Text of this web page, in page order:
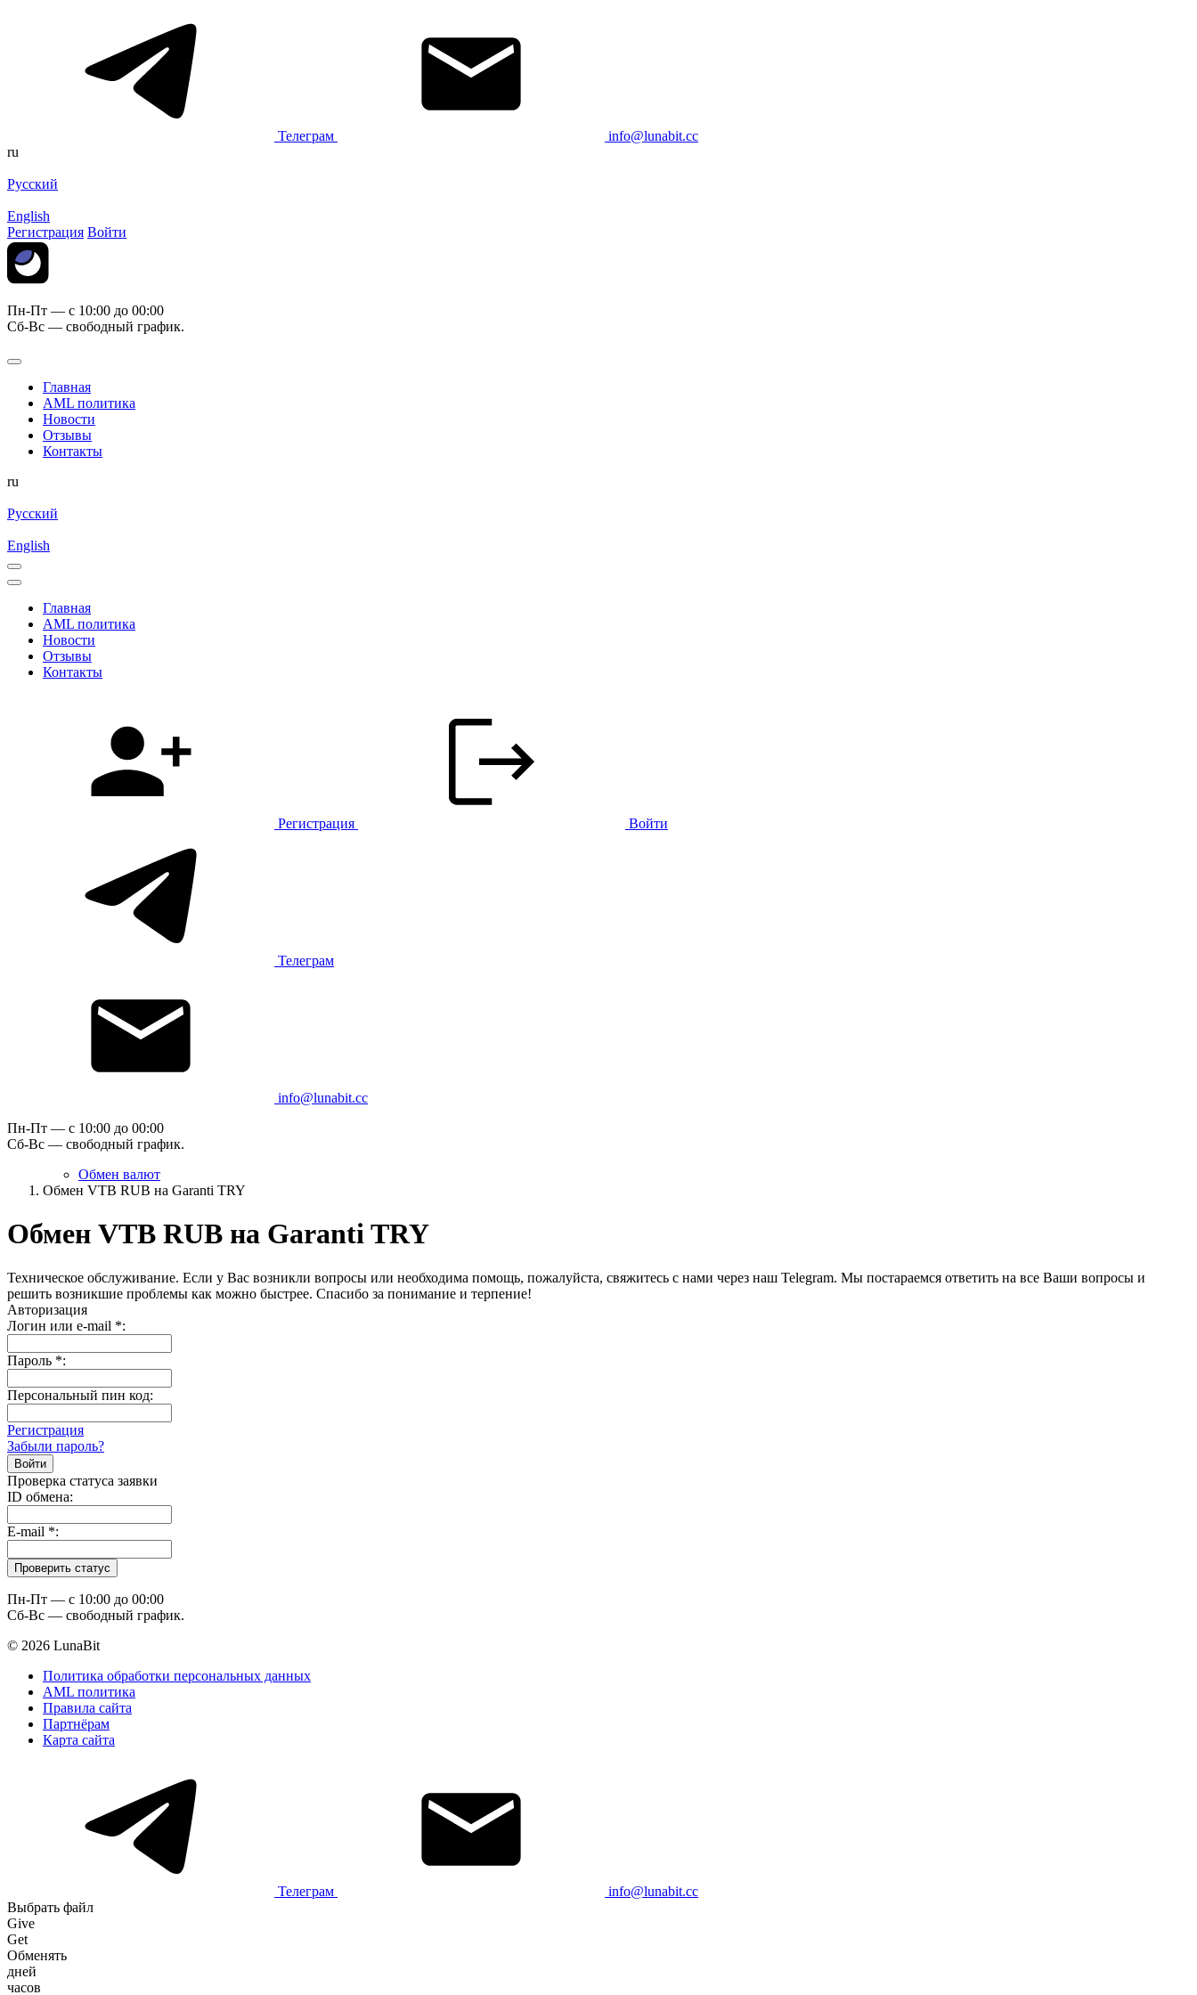
Телеграм
info@lunabit.cc
ru
Русский
English
Регистрация Войти
Пн-Пт — c 10:00 до 00:00
Сб-Вс — свободный график.
Главная
AML политика
Новости
Отзывы
Контакты
ru
Русский
English
Главная
AML политика
Новости
Отзывы
Контакты
Регистрация Войти
Телеграм
info@lunabit.cc
Пн-Пт — c 10:00 до 00:00
Сб-Вс — свободный график.
Обмен валют
Обмен VTB RUB на Garanti TRY
Обмен VTB RUB на Garanti TRY
Техническое обслуживание. Если у Вас возникли вопросы или необходима помощь, пожалуйста, свяжитесь с нами через наш Telegram. Мы постараемся ответить на все Ваши вопросы и
решить возникшие проблемы как можно быстрее. Спасибо за понимание и терпение!
Авторизация
Логин или e-mail *:
Пароль *:
Персональный пин код:
Регистрация
Забыли пароль?
Проверка статуса заявки
ID обмена:
E-mail *:
Пн-Пт — c 10:00 до 00:00
Сб-Вс — свободный график.
© 2026 LunaBit
Политика обработки персональных данных
AML политика
Правила сайта
Партнёрам
Карта сайта
Телеграм
info@lunabit.cc
Выбрать файл
Give
Get
Обменять
дней
часов